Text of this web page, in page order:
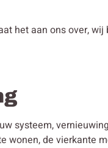
het aan ons over,
systeem,
de vierkante